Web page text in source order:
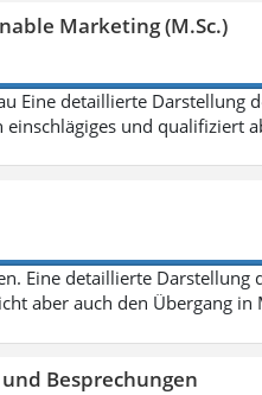
Marketing (M.Sc.)
Eine detaillierte Darstellung
und qualifiziert
Eine detaillierte
aber auch den Übergang in
Besprechungen